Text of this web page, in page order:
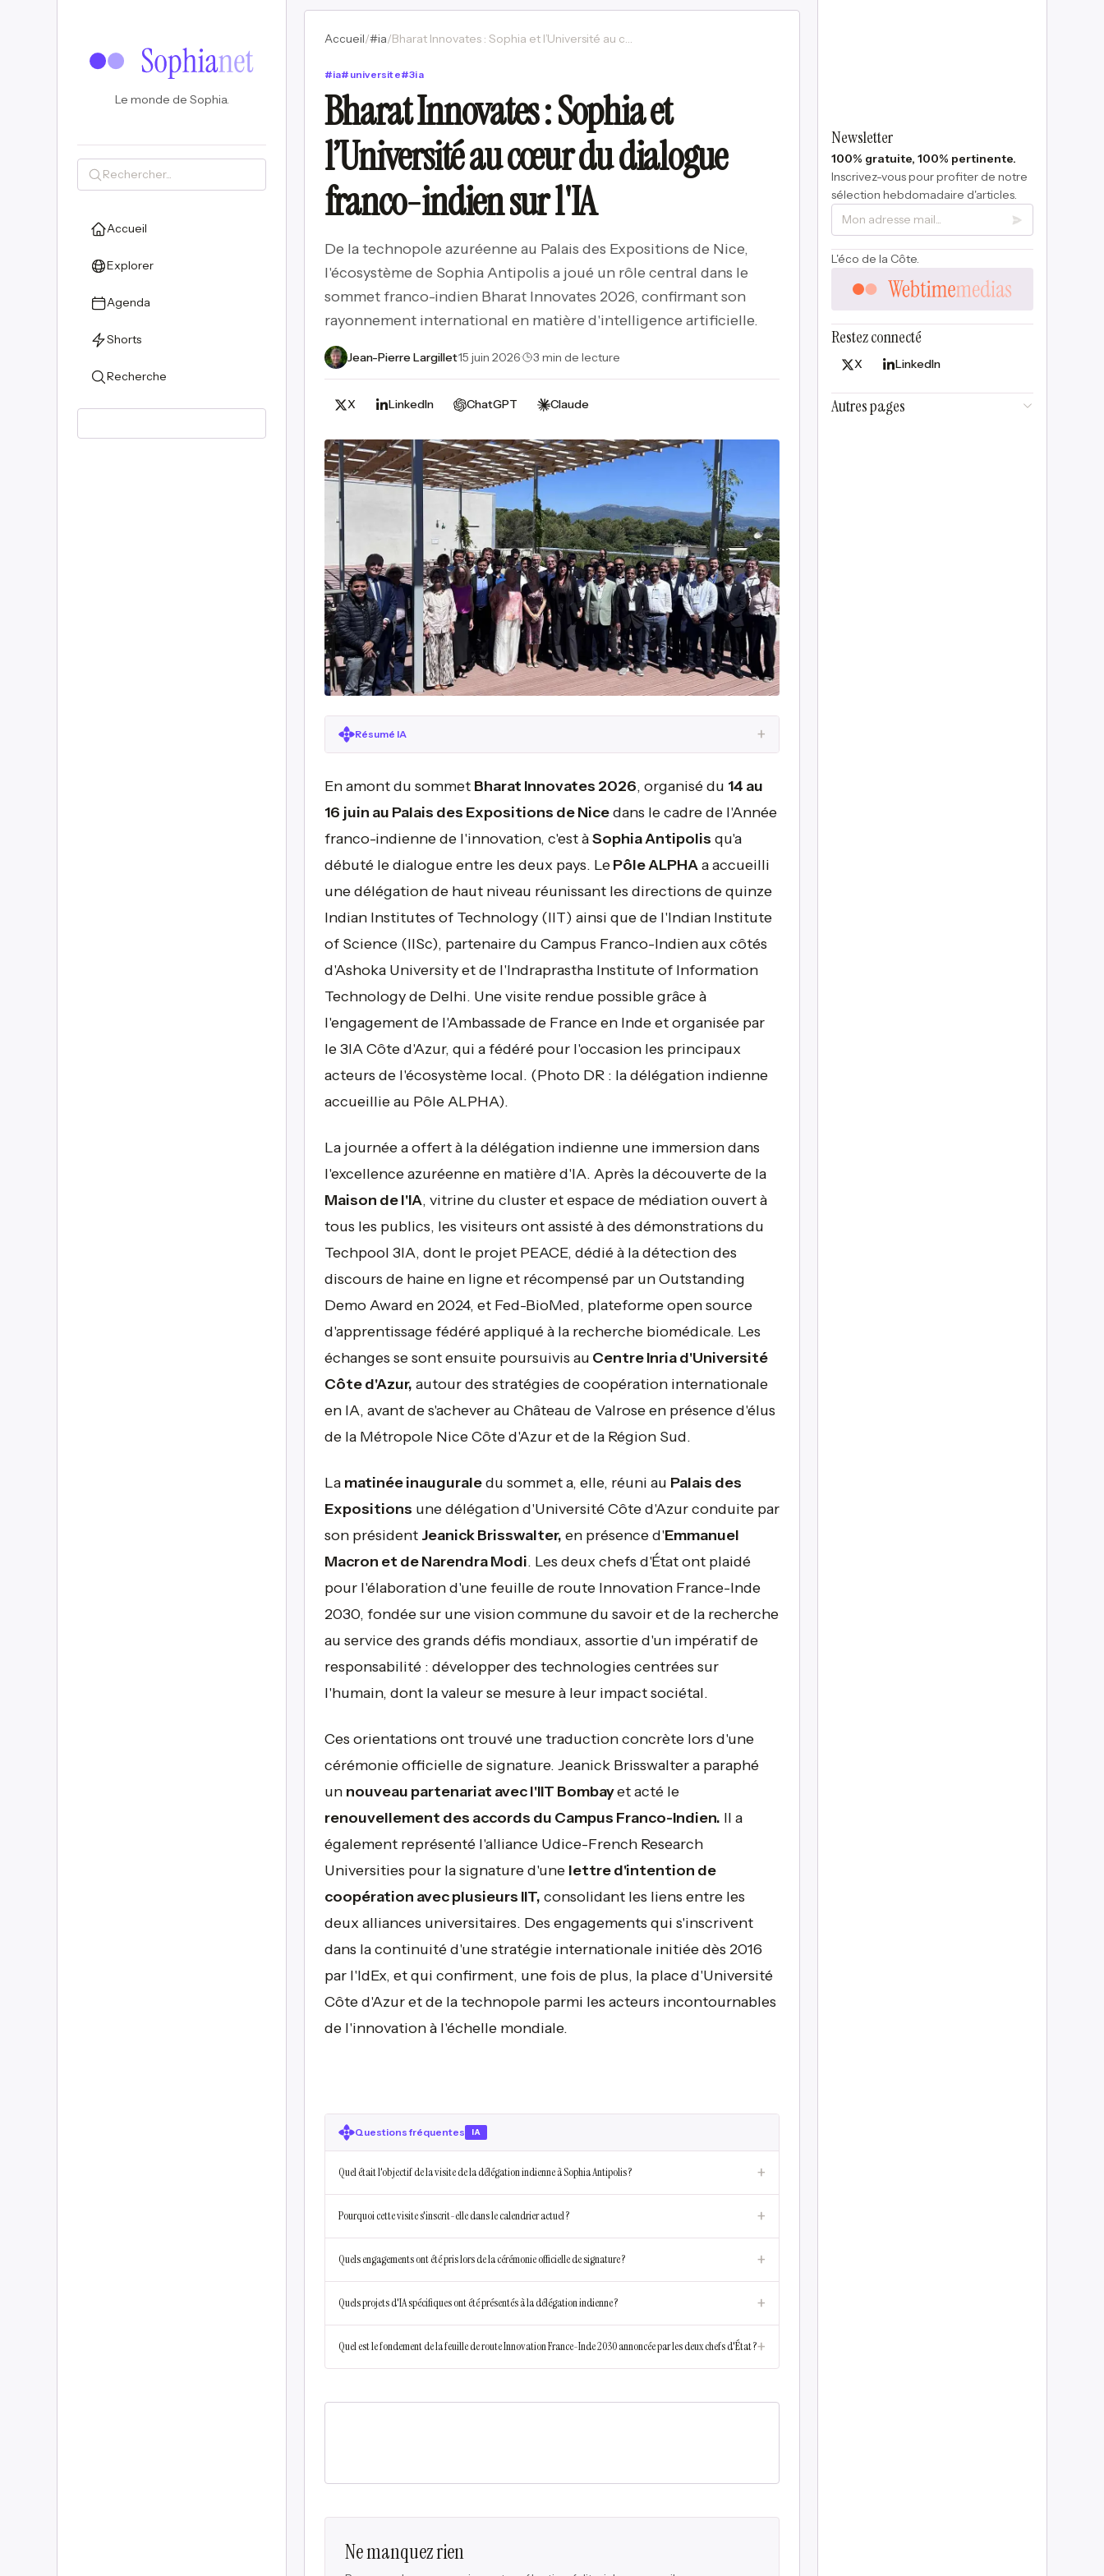
Le monde de Sophia.
Accueil
Explorer
Agenda
Shorts
Recherche
Accueil/#ia/ Bharat Innovates : Sophia et l’Université au cœur du dialogue franco-indien sur l'IA
#ia# universite#3ia
Bharat Innovates : Sophia et
l’Université au cœur du dialogue
franco-indien sur l'IA
De la technopole azuréenne au Palais des Expositions de Nice,
l'écosystème de Sophia Antipolis a joué un rôle central dans le
sommet franco-indien Bharat Innovates 2026, confirmant son
rayonnement international en matière d'intelligence artificielle.
Jean-Pierre Largillet·15 juin 2026· 3 min de lecture
X LinkedIn ChatGPT Claude
Résumé IA +
En amont du sommet Bharat Innovates 2026, organisé du 14 au
16 juin au Palais des Expositions de Nicedans le cadre de l'Année
franco-indienne de l'innovation, c'est àSophia Antipolis qu'a
débuté le dialogue entre les deux pays. LePôle ALPHAa accueilli
une délégation de haut niveau réunissant les directions de quinze
Indian Institutes of Technology (IIT) ainsi que de l'Indian Institute
of Science (IISc), partenaire du Campus Franco-Indien aux côtés
d'Ashoka University et de l'Indraprastha Institute of Information
Technology de Delhi. Une visite rendue possible grâce à
l'engagement de l'Ambassade de France en Inde et organisée par
le 3IA Côte d'Azur, qui a fédéré pour l'occasion les principaux
acteurs de l'écosystème local. (Photo DR : la délégation indienne
accueillie au Pôle ALPHA).
La journée a offert à la délégation indienne une immersion dans
l'excellence azuréenne en matière d'IA. Après la découverte de la
Maison de l'IA, vitrine du cluster et espace de médiation ouvert à
tous les publics, les visiteurs ont assisté à des démonstrations du
Techpool 3IA, dont le projet PEACE, dédié à la détection des
discours de haine en ligne et récompensé par un Outstanding
Demo Award en 2024, et Fed-BioMed, plateforme open source
d'apprentissage fédéré appliqué à la recherche biomédicale. Les
échanges se sont ensuite poursuivis au Centre Inria d'Université
Côte d'Azur, autour des stratégies de coopération internationale
en IA, avant de s'achever au Château de Valrose en présence d'élus
de la Métropole Nice Côte d'Azur et de la Région Sud.
La matinée inauguraledu sommet a, elle, réuni au Palais des
Expositions une délégation d'Université Côte d'Azur conduite par
son président Jeanick Brisswalter, en présence d'Emmanuel
Macron et de Narendra Modi. Les deux chefs d'État ont plaidé
pour l'élaboration d'une feuille de route Innovation France-Inde
2030, fondée sur une vision commune du savoir et de la recherche
au service des grands défis mondiaux, assortie d'un impératif de
responsabilité : développer des technologies centrées sur
l'humain, dont la valeur se mesure à leur impact sociétal.
Ces orientations ont trouvé une traduction concrète lors d'une
cérémonie officielle de signature. Jeanick Brisswalter a paraphé
un nouveau partenariat avec l'IIT Bombayet acté le
renouvellement des accords du Campus Franco-Indien. Il a
également représenté l'alliance Udice-French Research
Universities pour la signature d'une lettre d'intention de
coopération avec plusieurs IIT, consolidant les liens entre les
deux alliances universitaires. Des engagements qui s'inscrivent
dans la continuité d'une stratégie internationale initiée dès 2016
par l'IdEx, et qui confirment, une fois de plus, la place d'Université
Côte d'Azur et de la technopole parmi les acteurs incontournables
de l'innovation à l'échelle mondiale.
Questions fréquentes IA
Quel était l'objectif de la visite de la délégation indienne à Sophia Antipolis ? +
Pourquoi cette visite s'inscrit-elle dans le calendrier actuel ? +
Quels engagements ont été pris lors de la cérémonie officielle de signature ? +
Quels projets d'IA spécifiques ont été présentés à la délégation indienne ? +
Quel est le fondement de la feuille de route Innovation France-Inde 2030 annoncée par les deux chefs d'État ?+
Ne manquez rien
Newsletter
100% gratuite, 100% pertinente.
Inscrivez-vous pour profiter de notre
sélection hebdomadaire d'articles.
L'éco de la Côte.
Restez connecté
X LinkedIn
Autres pages